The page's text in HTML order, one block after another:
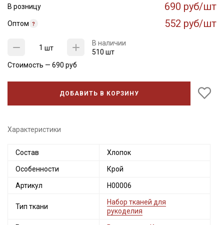
В розницу 690 руб/шт
Оптом 552 руб/шт
шт
В наличии
510 шт
Стоимость — 690 руб
ДОБАВИТЬ В КОРЗИНУ
Характеристики
Состав Хлопок
Особенности Крой
Артикул Н00006
Тип ткани
Набор тканей для
рукоделия